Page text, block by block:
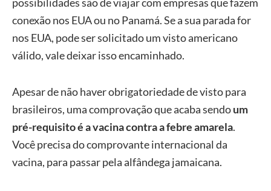
conexão nos EUA ou no Panamá. Se a sua parada for
nos EUA, pode ser solicitado um visto americano
válido, vale deixar isso encaminhado.
Apesar de não haver obrigatoriedade de visto para
brasileiros, uma comprovação que acaba sendoum
pré-requisito é a vacina contra a febre amarela.
Você precisa do comprovante internacional da
vacina, para passar pela alfândega jamaicana.